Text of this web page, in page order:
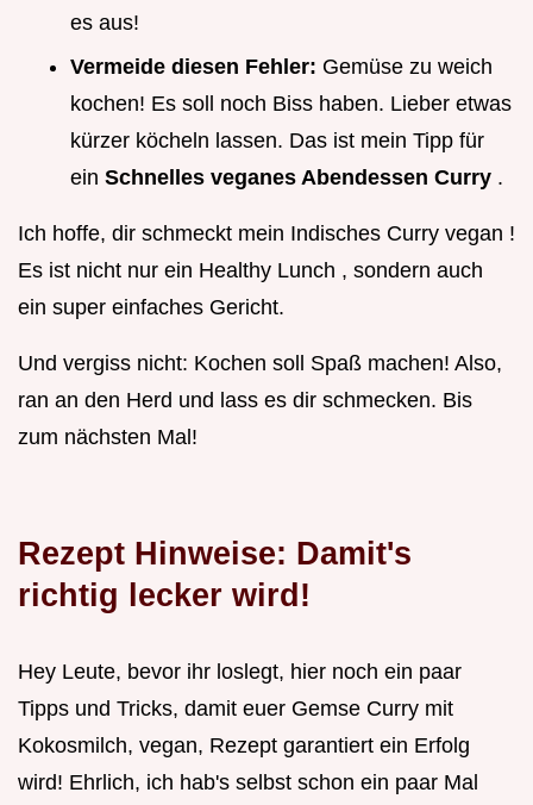
es aus!
Vermeide diesen Fehler: Gemüse zu weich
kochen! Es soll noch Biss haben. Lieber etwas
kürzer köcheln lassen. Das ist mein Tipp für
ein Schnelles veganes Abendessen Curry .
Ich hoffe, dir schmeckt mein Indisches Curry vegan !
Es ist nicht nur ein Healthy Lunch , sondern auch
ein super einfaches Gericht.
Und vergiss nicht: Kochen soll Spaß machen! Also,
ran an den Herd und lass es dir schmecken. Bis
zum nächsten Mal!
Rezept Hinweise: Damit's
richtig lecker wird!
Hey Leute, bevor ihr loslegt, hier noch ein paar
Tipps und Tricks, damit euer Gemse Curry mit
Kokosmilch, vegan, Rezept garantiert ein Erfolg
wird! Ehrlich, ich hab's selbst schon ein paar Mal